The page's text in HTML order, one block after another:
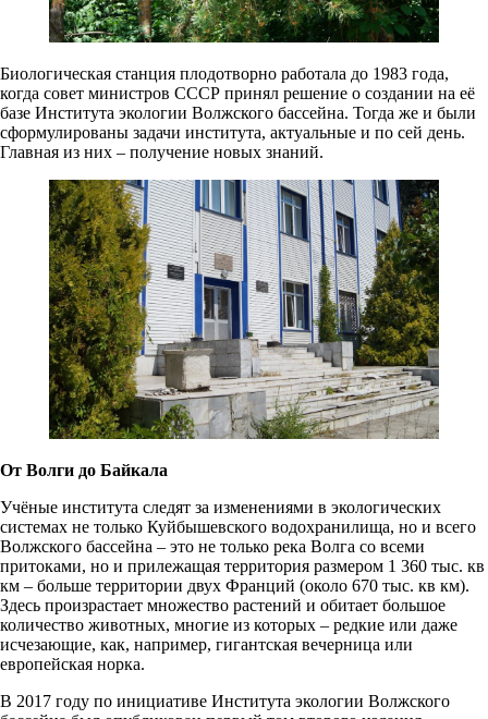
Биологическая станция плодотворно работала до 1983 года,
когда совет министров СССР принял решение о создании на её
базе Института экологии Волжского бассейна. Тогда же и были
сформулированы задачи института, актуальные и по сей день.
Главная из них – получение новых знаний.
От Волги до Байкала
Учёные института следят за изменениями в экологических
системах не только Куйбышевского водохранилища, но и всего
Волжского бассейна – это не только река Волга со всеми
притоками, но и прилежащая территория размером 1 360 тыс. кв
км – больше территории двух Франций (около 670 тыс. кв км).
Здесь произрастает множество растений и обитает большое
количество животных, многие из которых – редкие или даже
исчезающие, как, например, гигантская вечерница или
европейская норка.
В 2017 году по инициативе Института экологии Волжского